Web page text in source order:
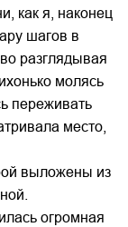
как я, наконец
шагов в
разглядывая
молясь
переживать
место,
выложены из
огромная